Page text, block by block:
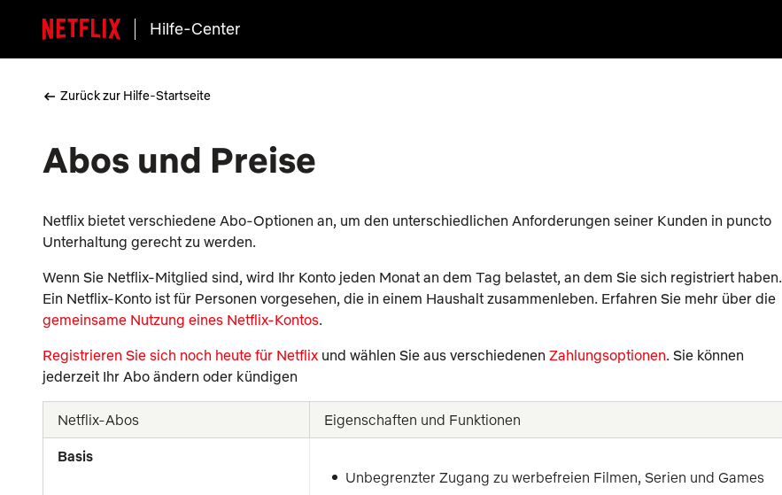
Hilfe-Center
Zurück zur Hilfe-Startseite
Abos und Preise
Netflix bietet verschiedene Abo-Optionen an, um den unterschiedlichen Anforderungen seiner Kunden in puncto
Unterhaltung gerecht zu werden.
Wenn Sie Netflix-Mitglied sind, wird Ihr Konto jeden Monat an dem Tag belastet, an dem Sie sich registriert haben.
Ein Netflix-Konto ist für Personen vorgesehen, die in einem Haushalt zusammenleben. Erfahren Sie mehr über die
gemeinsame Nutzung eines Netflix-Kontos.
Registrieren Sie sich noch heute für Netflix und wählen Sie aus verschiedenen Zahlungsoptionen. Sie können
jederzeit Ihr Abo ändern oder kündigen
Netflix-Abos Eigenschaften und Funktionen
Basis
Unbegrenzter Zugang zu werbefreien Filmen, Serien und Games